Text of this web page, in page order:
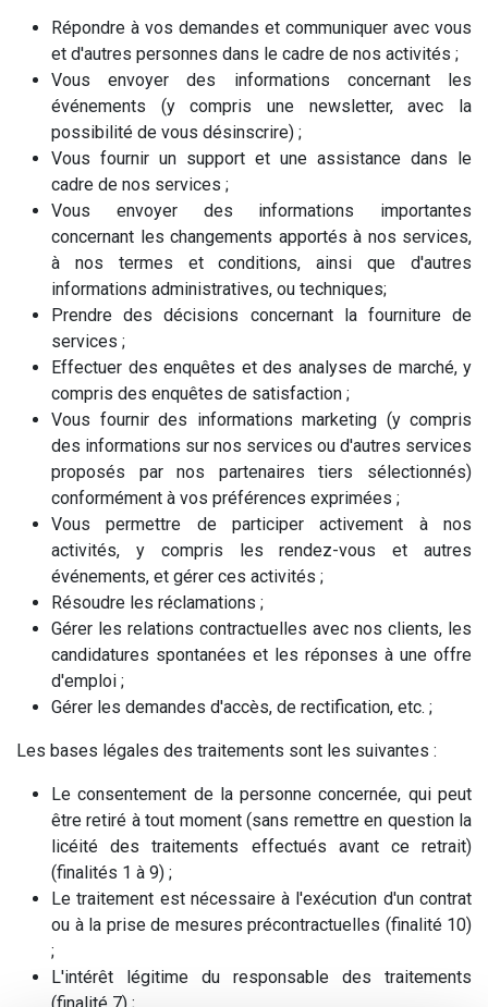
Répondre à vos demandes et communiquer avec vous
et d'autres personnes dans le cadre de nos activités ;
Vous envoyer des informations concernant les
événements (y compris une newsletter, avec la
possibilité de vous désinscrire) ;
Vous fournir un support et une assistance dans le
cadre de nos services ;
Vous envoyer des informations importantes
concernant les changements apportés à nos services,
à nos termes et conditions, ainsi que d'autres
informations administratives, ou techniques;
Prendre des décisions concernant la fourniture de
services ;
Effectuer des enquêtes et des analyses de marché, y
compris des enquêtes de satisfaction ;
Vous fournir des informations marketing (y compris
des informations sur nos services ou d'autres services
proposés par nos partenaires tiers sélectionnés)
conformément à vos préférences exprimées ;
Vous permettre de participer activement à nos
activités, y compris les rendez-vous et autres
événements, et gérer ces activités ;
Résoudre les réclamations ;
Gérer les relations contractuelles avec nos clients, les
candidatures spontanées et les réponses à une offre
d'emploi ;
Gérer les demandes d'accès, de rectification, etc. ;
Les bases légales des traitements sont les suivantes :
Le consentement de la personne concernée, qui peut
être retiré à tout moment (sans remettre en question la
licéité des traitements effectués avant ce retrait)
(finalités 1 à 9) ;
Le traitement est nécessaire à l'exécution d'un contrat
ou à la prise de mesures précontractuelles (finalité 10)
;
L'intérêt légitime du responsable des traitements
(finalité 7) ;